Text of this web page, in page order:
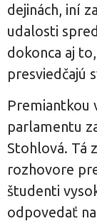
dejinách, iní
udalosti
dokonca aj
presviedčajú
Premiantkou
parlamentu
Stohlová. Tá
rozhovore
študenti
odpovedať